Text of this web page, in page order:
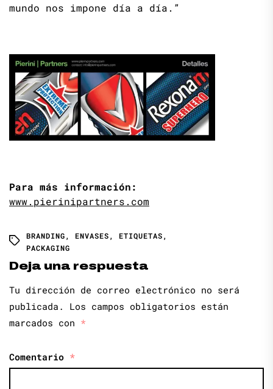
mundo nos impone día a día.”
Para más información:
www.pierinipartners.com
BRANDING, ENVASES, ETIQUETAS,
PACKAGING
Deja una respuesta
Tu dirección de correo electrónico no será
publicada.
Los campos obligatorios están
marcados con *
Comentario *